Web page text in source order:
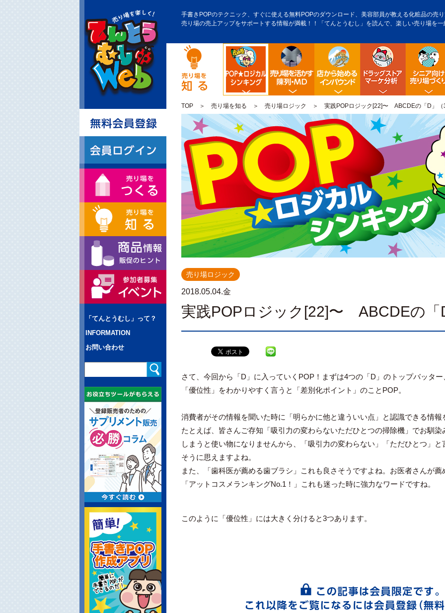
手書きPOPのテクニック、すぐに使える無料POPのダウンロード、美容部員が教える化粧品の売
売り場の売上アップをサポートする情報が満載！！「てんとうむし」を読んで、楽しい売り場を
POP販促ロジック陳列・クロスＭＤ店舗から始める訪日観光
ドラッグス
TOP＞ 売り場を知る ＞ 売り場ロジック ＞ 実践POPロジック[22]〜 ABCDEの「D」（
「てんとうむし」って？
INFORMATION
お問い合わせ
売り場ロジック
2018.05.04.金
実践POPロジック[22]〜 ABCDEの「
さて、今回から「D」に入っていくPOP！まずは4つの「D」のトップバッタ
「優位性」をわかりやすく言うと「差別化ポイント」のことPOP。
消費者がその情報を聞いた時に「明らかに他と違ういい点」と認識できる情報
たとえば、皆さんご存知「吸引力の変わらないただひとつの掃除機」でお馴
しまうと使い物になりませんから、「吸引力の変わらない」「ただひとつ」
そうに思えますよね。
また、「歯科医が薦める歯ブラシ」これも良さそうですよね。お医者さんが
「アットコスメランキングNo.1！」これも迷った時に強力なワードですね。
このように「優位性」には大きく分けると3つあります。